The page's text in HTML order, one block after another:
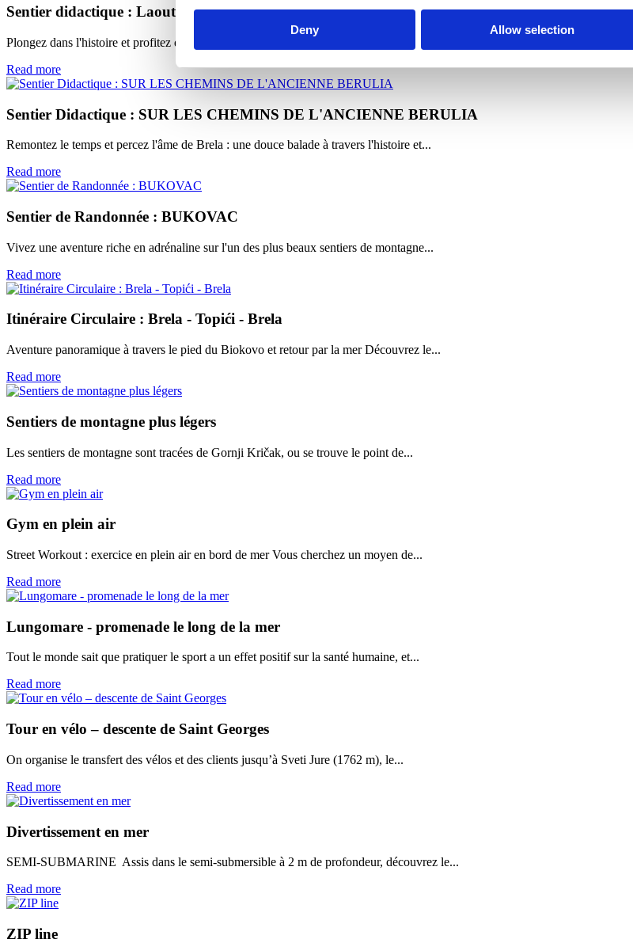
Deny Allow selection
Sentier didactique : Laoute de Napoléon
Plongez dans l'histoire et profitez d'une vue spectaculaire depuis une merveille...
Read more
Sentier Didactique : SUR LES CHEMINS DE L'ANCIENNE BERULIA
Remontez le temps et percez l'âme de Brela : une douce balade à travers l'histoire et...
Read more
Sentier de Randonnée : BUKOVAC
Vivez une aventure riche en adrénaline sur l'un des plus beaux sentiers de montagne...
Read more
Itinéraire Circulaire : Brela - Topići - Brela
Aventure panoramique à travers le pied du Biokovo et retour par la mer Découvrez le...
Read more
Sentiers de montagne plus légers
Les sentiers de montagne sont tracées de Gornji Kričak, ou se trouve le point de...
Read more
Gym en plein air
Street Workout : exercice en plein air en bord de mer Vous cherchez un moyen de...
Read more
Lungomare - promenade le long de la mer
Tout le monde sait que pratiquer le sport a un effet positif sur la santé humaine, et...
Read more
Tour en vélo – descente de Saint Georges
On organise le transfert des vélos et des clients jusqu’à Sveti Jure (1762 m), le...
Read more
Divertissement en mer
SEMI-SUBMARINE Assis dans le semi-submersible à 2 m de profondeur, découvrez le...
Read more
ZIP line